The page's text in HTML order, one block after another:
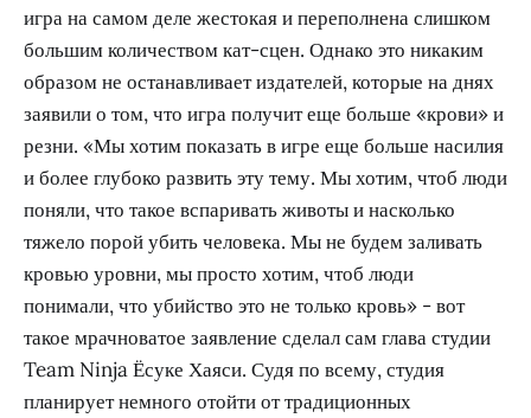
игра на самом деле жестокая и переполнена слишком
большим количеством кат-сцен. Однако это никаким
образом не останавливает издателей, которые на днях
заявили о том, что игра получит еще больше «крови» и
резни. «Мы хотим показать в игре еще больше насилия
и более глубоко развить эту тему. Мы хотим, чтоб люди
поняли, что такое вспаривать животы и насколько
тяжело порой убить человека. Мы не будем заливать
кровью уровни, мы просто хотим, чтоб люди
понимали, что убийство это не только кровь» - вот
такое мрачноватое заявление сделал сам глава студии
Team Ninja Ёсуке Хаяси. Судя по всему, студия
планирует немного отойти от традиционных